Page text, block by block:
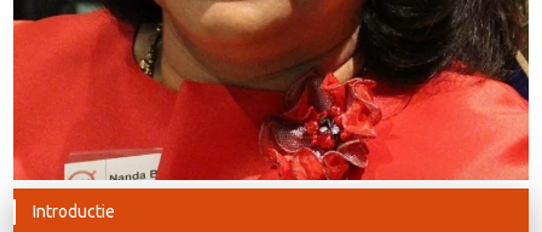
Introductie